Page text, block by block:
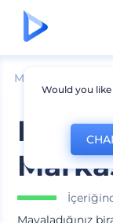
Mockuplar
Mayaladığınız
Would you